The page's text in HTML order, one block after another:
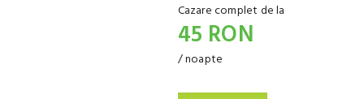
Cazare complet de la
45 RON
/ noapte